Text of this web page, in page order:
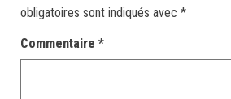
obligatoires sont indiqués avec *
Commentaire *